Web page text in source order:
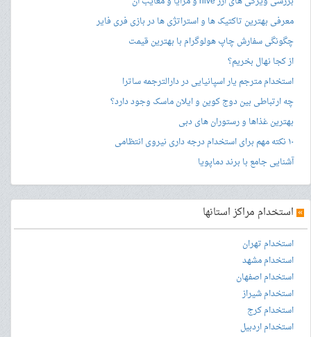
معرفی بهترین تاکتیک ها و استراتژی ها در بازی فری فایر
چگونگی سفارش چاپ هولوگرام با بهترین قیمت
از کجا نهال بخریم؟
استخدام مترجم یار اسپانیایی در دارالترجمه ساترا
چه ارتباطی بین دوج کوین و ایلان ماسک وجود دارد؟
بهترین غذاها و رستوران های دبی
۱۰ نکته مهم برای استخدام درجه داری نیروی انتظامی
آشنایی جامع با برند دماپویا
» استخدام مراکز استانها
استخدام تهران
استخدام مشهد
استخدام اصفهان
استخدام شیراز
استخدام کرج
استخدام اردبیل